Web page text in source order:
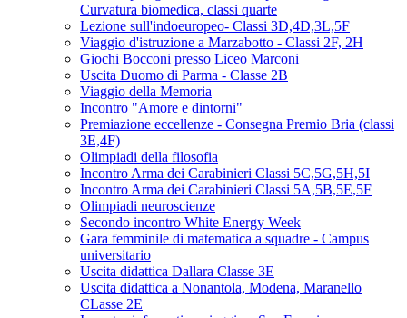
Curvatura biomedica, classi quarte
Lezione sull'indoeuropeo- Classi 3D,4D,3L,5F
Viaggio d'istruzione a Marzabotto - Classi 2F, 2H
Giochi Bocconi presso Liceo Marconi
Uscita Duomo di Parma - Classe 2B
Viaggio della Memoria
Incontro "Amore e dintorni"
Premiazione eccellenze - Consegna Premio Bria (classi
3E,4F)
Olimpiadi della filosofia
Incontro Arma dei Carabinieri Classi 5C,5G,5H,5I
Incontro Arma dei Carabinieri Classi 5A,5B,5E,5F
Olimpiadi neuroscienze
Secondo incontro White Energy Week
Gara femminile di matematica a squadre - Campus
universitario
Uscita didattica Dallara Classe 3E
Uscita didattica a Nonantola, Modena, Maranello
CLasse 2E